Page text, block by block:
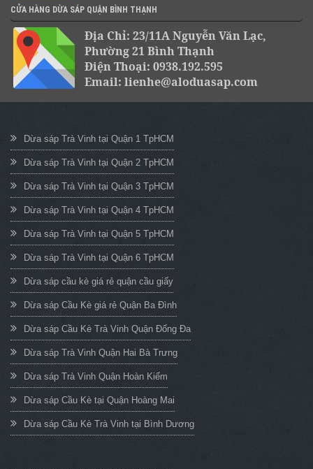
CỬA HÀNG DỪA SÁP QUẬN BÌNH THẠNH
Địa Chỉ: 23/11A Nguyễn Văn Lạc,
Phường 21 Bình Thạnh
Điện Thoại: 0938.192.595
Email: lienhe@aloduasap.com
Dừa sáp Trà Vinh tại Quận 1 TpHCM
Dừa sáp Trà Vinh tại Quận 2 TpHCM
Dừa sáp Trà Vinh tại Quận 3 TpHCM
Dừa sáp Trà Vinh tại Quận 4 TpHCM
Dừa sáp Trà Vinh tại Quận 5 TpHCM
Dừa sáp Trà Vinh tại Quận 6 TpHCM
Dừa sáp cầu kè giá rẻ quận cầu giấy
Dừa sáp Cầu Kè giá rẻ Quận Ba Đình
Dừa sáp Cầu Kè Trà Vinh Quận Đống Đa
Dừa sáp Trà Vinh Quận Hai Bà Trưng
Dừa sáp Trà Vinh Quận Hoàn Kiếm
Dừa sáp Cầu Kè tại Quận Hoàng Mai
Dừa sáp Cầu Kè Trà Vinh tại Bình Dương